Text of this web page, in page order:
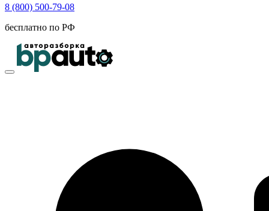
8 (800) 500-79-08
бесплатно по РФ